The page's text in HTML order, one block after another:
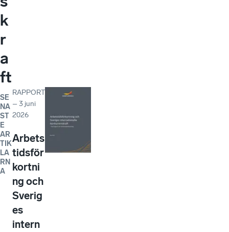
k
r
a
ft
SE
NA
ST
E
AR
TIK
LA
RN
A
RAPPORT
–3 juni
2026
Arbets
tidsför
kortni
ng och
Sverig
es
intern